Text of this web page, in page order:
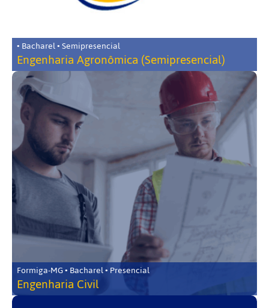
• Bacharel • Semipresencial
Engenharia Agronômica (Semipresencial)
Formiga-MG • Bacharel • Presencial
Engenharia Civil